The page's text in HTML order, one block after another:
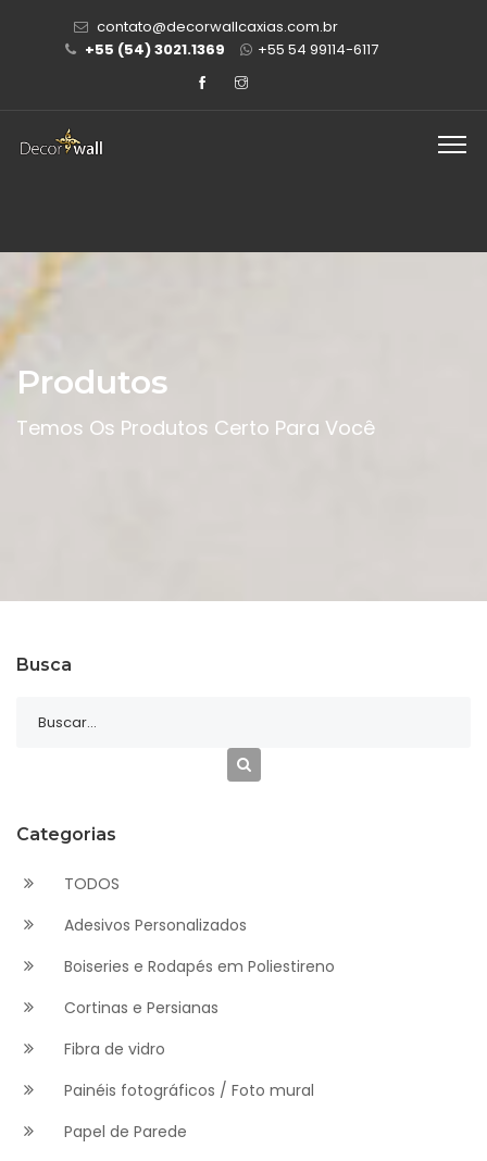
contato@decorwallcaxias.com.br
+55 (54) 3021.1369
+55 54 99114-6117
Produtos
Temos Os Produtos Certo Para Você
Busca
Categorias
TODOS
Adesivos Personalizados
Boiseries e Rodapés em Poliestireno
Cortinas e Persianas
Fibra de vidro
Painéis fotográficos / Foto mural
Papel de Parede